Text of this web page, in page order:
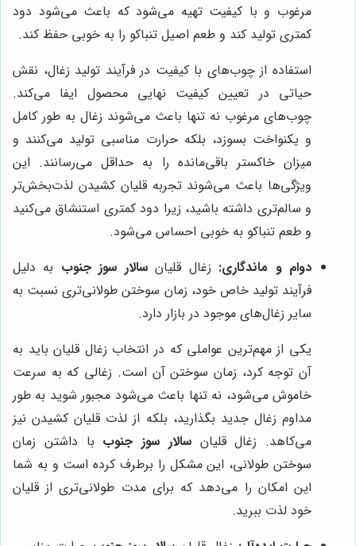
مرغوب و با کیفیت تهیه می‌شود که باعث می‌شود دود
کمتری تولید کند و طعم اصیل تنباکو را به خوبی حفظ کند.
استفاده از چوب‌های با کیفیت در فرآیند تولید زغال، نقش
حیاتی در تعیین کیفیت نهایی محصول ایفا می‌کند.
چوب‌های مرغوب نه تنها باعث می‌شوند زغال به طور کامل
و یکنواخت بسوزد، بلکه حرارت مناسبی تولید می‌کنند و
میزان خاکستر باقی‌مانده را به حداقل می‌رسانند. این
ویژگی‌ها باعث می‌شوند تجربه قلیان کشیدن لذت‌بخش‌تر
و سالم‌تری داشته باشید، زیرا دود کمتری استنشاق می‌کنید
و طعم تنباکو به خوبی احساس می‌شود.
دوام و ماندگاری: زغال قلیانسالار سوز جنوب به دلیل
فرآیند تولید خاص خود، زمان سوختن طولانی‌تری نسبت به
سایر زغال‌های موجود در بازار دارد.
یکی از مهم‌ترین عواملی که در انتخاب زغال قلیان باید به
آن توجه کرد، زمان سوختن آن است. زغالی که به سرعت
خاموش می‌شود، نه تنها باعث می‌شود مجبور شوید به طور
مداوم زغال جدید بگذارید، بلکه از لذت قلیان کشیدن نیز
می‌کاهد. زغال قلیانسالار سوز جنوب با داشتن زمان
سوختن طولانی، این مشکل را برطرف کرده است و به شما
این امکان را می‌دهد که برای مدت طولانی‌تری از قلیان
خود لذت ببرید.